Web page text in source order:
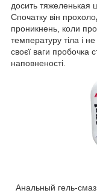
досить тяжеленькая
Спочатку він
проникнень, коли
температуру тіла і
своєї ваги пробочка
наповненості.
Анальный гель-